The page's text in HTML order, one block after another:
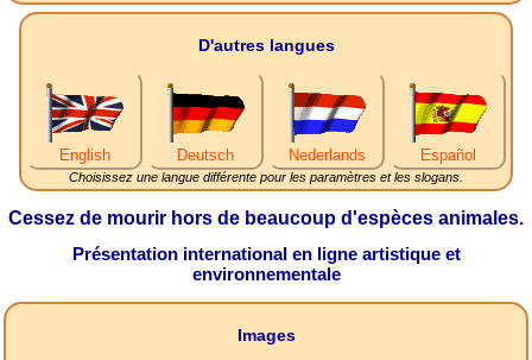
D'autres langues
English Deutsch Nederlands Español
Choisissez une langue différente pour les paramètres et les slogans.
Cessez de mourir hors de beaucoup d'espèces animales.
Présentation international en ligne artistique et
environnementale
Images